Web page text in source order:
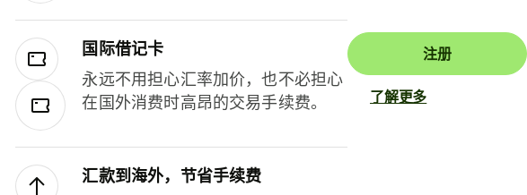
国际借记卡
永远不用担心汇率加价，也不必担心
在国外消费时高昂的交易手续费。
汇款到海外，节省手续费
注册
了解更多